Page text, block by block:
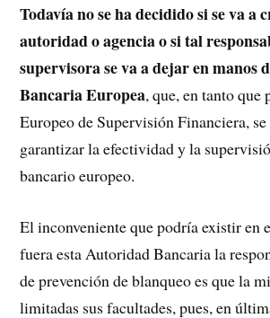
Todavía no se ha decidido si se va a
autoridad o agencia o si tal
supervisora se va a dejar en manos
Bancaria Europea, que, en tanto que
Europeo de Supervisión Financiera, se
garantizar la efectividad y la
bancario europeo.
El inconveniente que podría existir en
fuera esta Autoridad Bancaria la
de prevención de blanqueo es que la
limitadas sus facultades, pues, en